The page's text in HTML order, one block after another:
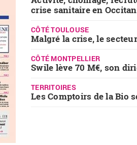
crise sanitaire en
CÔTÉ TOULOUSE
Malgré la crise, le
CÔTÉ MONTPELLIER
Swile lève 70 M€, son
TERRITOIRES
Les Comptoirs de la Bio